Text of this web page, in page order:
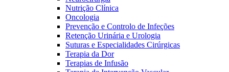
Nutrição Clínica
Oncologia
Prevenção e Controlo de Infeções
Retenção Urinária e Urologia
Suturas e Especialidades Cirúrgicas
Terapia da Dor
Terapias de Infusão